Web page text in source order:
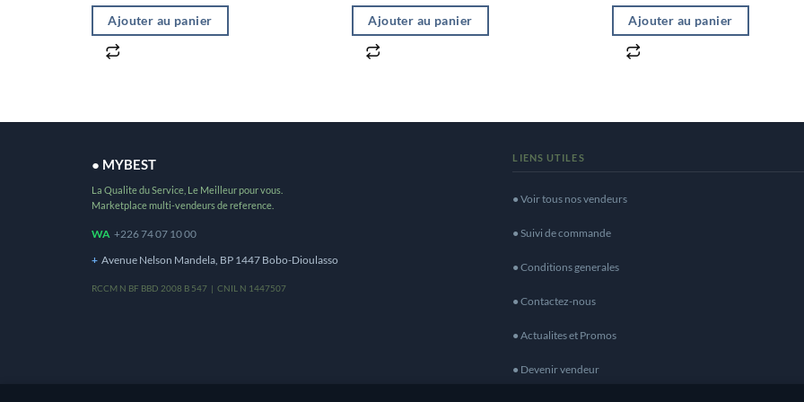
Ajouter au panier Ajouter au panier Ajouter au panier
● MYBEST
La Qualite du Service, Le Meilleur pour vous.
Marketplace multi-vendeurs de reference.
WA +226 74 07 10 00
+ Avenue Nelson Mandela, BP 1447 Bobo-Dioulasso
RCCM N BF BBD 2008 B 547 | CNIL N 1447507
LIENS UTILES
● Voir tous nos vendeurs
● Suivi de commande
● Conditions generales
● Contactez-nous
● Actualites et Promos
● Devenir vendeur